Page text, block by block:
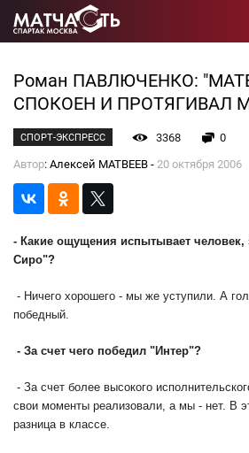
Роман ПАВЛЮЧЕНКО:
СПОКОЕН И ПРОТЯГИВАЛ
СПОРТ-ЭКСПРЕСС 3368
0
Автор: Алексей МАТВЕЕВ - 20 октября 2006
- Какие ощущения испытывает
Сиро"?
- Ничего хорошего - мы же уступили. А
победный.
- За счет чего победил "Интер"?
- За счет более высокого
свои моменты реализовали, а мы - нет. В
разница в классе.